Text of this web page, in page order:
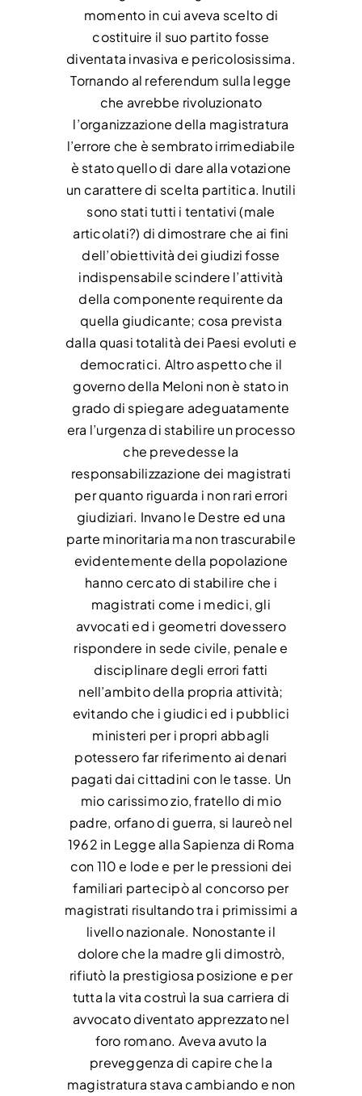
momento in cui aveva scelto di
costituire il suo partito fosse
diventata invasiva e pericolosissima.
Tornando al referendum sulla legge
che avrebbe rivoluzionato
l’organizzazione della magistratura
l’errore che è sembrato irrimediabile
è stato quello di dare alla votazione
un carattere di scelta partitica. Inutili
sono stati tutti i tentativi (male
articolati?) di dimostrare che ai fini
dell’obiettività dei giudizi fosse
indispensabile scindere l’attività
della componente requirente da
quella giudicante; cosa prevista
dalla quasi totalità dei Paesi evoluti e
democratici. Altro aspetto che il
governo della Meloni non è stato in
grado di spiegare adeguatamente
era l’urgenza di stabilire un processo
che prevedesse la
responsabilizzazione dei magistrati
per quanto riguarda i non rari errori
giudiziari. Invano le Destre ed una
parte minoritaria ma non trascurabile
evidentemente della popolazione
hanno cercato di stabilire che i
magistrati come i medici, gli
avvocati ed i geometri dovessero
rispondere in sede civile, penale e
disciplinare degli errori fatti
nell’ambito della propria attività;
evitando che i giudici ed i pubblici
ministeri per i propri abbagli
potessero far riferimento ai denari
pagati dai cittadini con le tasse. Un
mio carissimo zio, fratello di mio
padre, orfano di guerra, si laureò nel
1962 in Legge alla Sapienza di Roma
con 110 e lode e per le pressioni dei
familiari partecipò al concorso per
magistrati risultando tra i primissimi a
livello nazionale. Nonostante il
dolore che la madre gli dimostrò,
rifiutò la prestigiosa posizione e per
tutta la vita costruì la sua carriera di
avvocato diventato apprezzato nel
foro romano. Aveva avuto la
preveggenza di capire che la
magistratura stava cambiando e non